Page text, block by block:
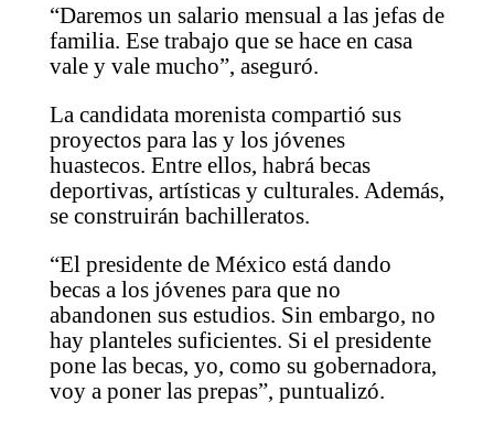
“Daremos un salario mensual a las jefas de
familia. Ese trabajo que se hace en casa
vale y vale mucho”, aseguró.
La candidata morenista compartió sus
proyectos para las y los jóvenes
huastecos. Entre ellos, habrá becas
deportivas, artísticas y culturales. Además,
se construirán bachilleratos.
“El presidente de México está dando
becas a los jóvenes para que no
abandonen sus estudios. Sin embargo, no
hay planteles suficientes. Si el presidente
pone las becas, yo, como su gobernadora,
voy a poner las prepas”, puntualizó.